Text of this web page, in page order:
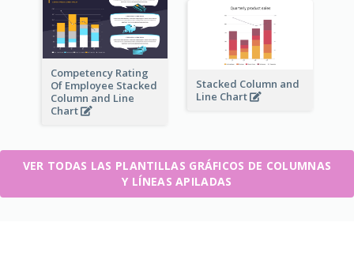
Competency Rating
Of Employee Stacked
Column and Line
Chart
Stacked Column and
Line Chart
VER TODAS LAS PLANTILLAS GRÁFICOS DE COLUMNAS
Y LÍNEAS APILADAS